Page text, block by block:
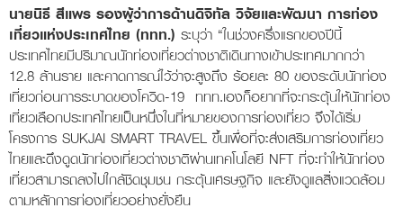
นายนิธี สีแพร รองผู้ว่าการด้านดิจิทัล วิจัยและพัฒนา การท่อง
เที่ยวแห่งประเทศไทย (ททท.) ระบุว่า “ในช่วงครึ่งแรกของปีนี้
ประเทศไทยมีปริมาณนักท่องเที่ยวต่างชาติเดินทางเข้าประเทศมากกว่า
12.8 ล้านราย และคาดการณ์ไว้ว่าจะสูงถึง ร้อยละ 80 ของระดับนักท่อง
เที่ยวก่อนการระบาดของโควิด-19 ททท.เองก็อยากที่จะกระตุ้นให้นักท่อง
เที่ยวเลือกประเทศไทยเป็นหนึ่งในที่หมายของการท่องเที่ยว จึงได้เริ่ม
โครงการ SUKJAI SMART TRAVEL ขึ้นเพื่อที่จะส่งเสริมการท่องเที่ยว
ไทยและดึงดูดนักท่องเที่ยวต่างชาติผ่านเทคโนโลยี NFT ที่จะทำให้นักท่อง
เที่ยวสามารถลงไปใกล้ชิดชุมชน กระตุ้นเศรษฐกิจ และยังดูแลสิ่งแวดล้อม
ตามหลักการท่องเที่ยวอย่างยั่งยืน